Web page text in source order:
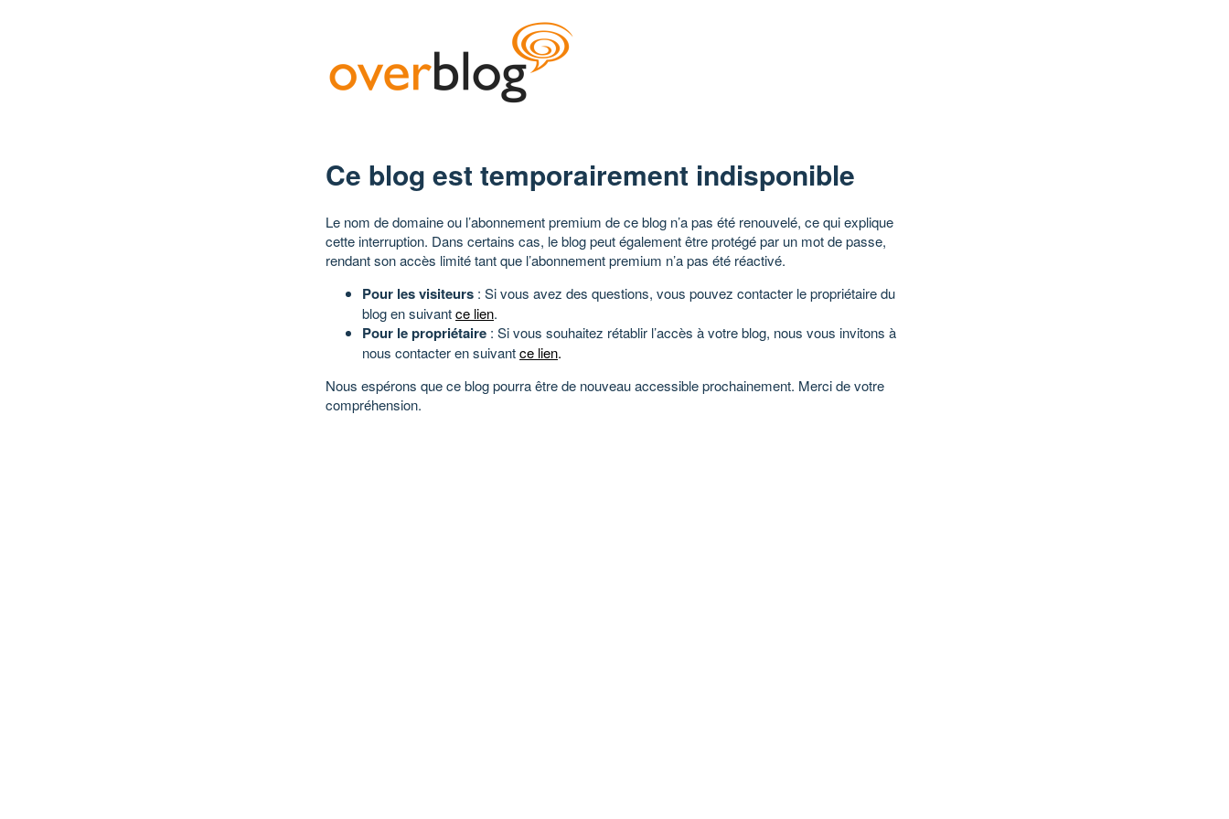
Ce blog est temporairement indisponible
Le nom de domaine ou l’abonnement premium de ce blog n’a pas été renouvelé, ce qui explique
cette interruption. Dans certains cas, le blog peut également être protégé par un mot de passe,
rendant son accès limité tant que l’abonnement premium n’a pas été réactivé.
Pour les visiteurs : Si vous avez des questions, vous pouvez contacter le propriétaire du
blog en suivantce lien.
Pour le propriétaire : Si vous souhaitez rétablir l’accès à votre blog, nous vous invitons à
nous contacter en suivantce lien.
Nous espérons que ce blog pourra être de nouveau accessible prochainement. Merci de votre
compréhension.